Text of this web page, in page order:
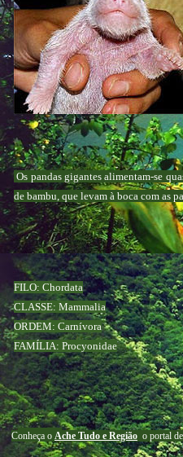
Os pandas gigantes alimentam-se
de bambu, que levam à boca com as
FILO: Chordata
CLASSE: Mammalia
ORDEM: Carnívora
FAMÍLIA: Procyonidae
Conheça o Ache Tudo e Região o portal